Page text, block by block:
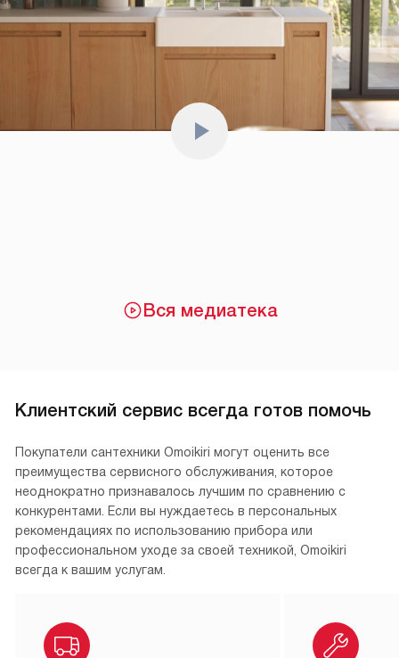
Вся медиатека
Клиентский сервис всегда готов помочь
Покупатели сантехники Omoikiri могут оценить все
преимущества сервисного обслуживания, которое
неоднократно признавалось лучшим по сравнению с
конкурентами. Если вы нуждаетесь в персональных
рекомендациях по использованию прибора или
профессиональном уходе за своей техникой, Omoikiri
всегда к вашим услугам.